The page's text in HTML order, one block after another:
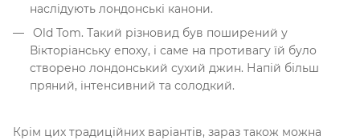
наслідують лондонські канони.
Old Tom. Такий різновид був поширений у
Вікторіанську епоху, і саме на противагу їй було
створено лондонський сухий джин. Напій більш
пряний, інтенсивний та солодкий.
Крім цих традиційних варіантів, зараз також можна